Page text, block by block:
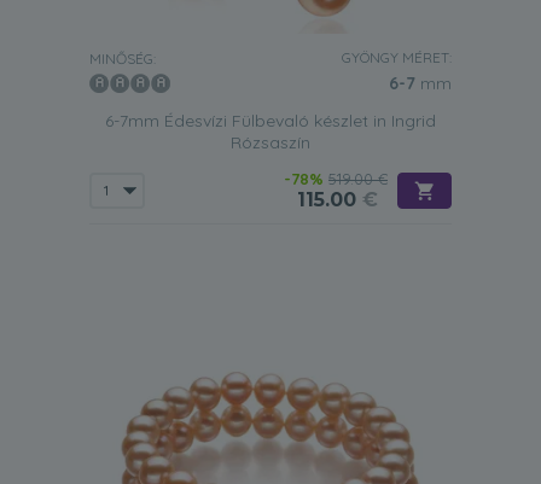
MINŐSÉG: GYÖNGY MÉRET:
6-7 mm
6-7mm Édesvízi Fülbevaló készlet in Ingrid
Rózsaszín
-78% 519.00 €
115.00 €